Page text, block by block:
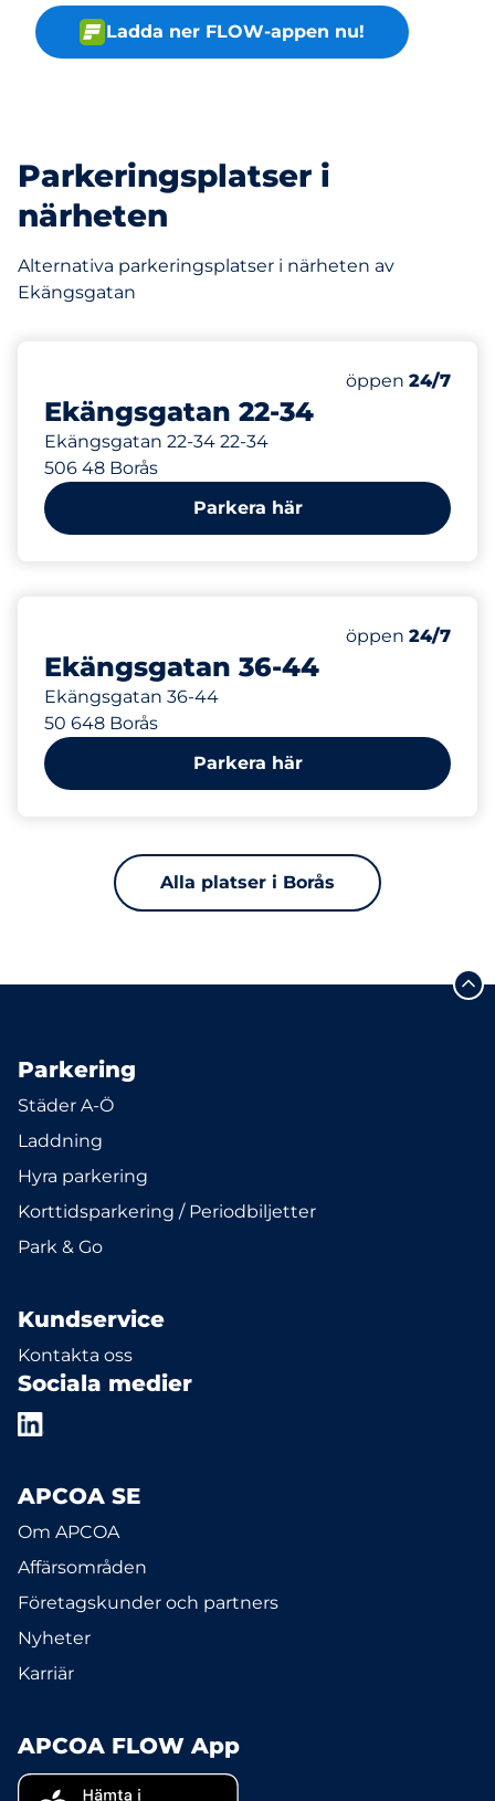
Ladda ner FLOW-appen nu!
Parkeringsplatser i
närheten
Alternativa parkeringsplatser i närheten av
Ekängsgatan
Ekängsgatan 22-34
Ekängsgatan 22-34 22-34
506 48 Borås
öppen 24/7
Parkera här
Ekängsgatan 36-44
Ekängsgatan 36-44
50 648 Borås
öppen 24/7
Parkera här
Alla platser i Borås
Parkering
Städer A-Ö
Laddning
Hyra parkering
Korttidsparkering / Periodbiljetter
Park & Go
Kundservice
Kontakta oss
Sociala medier
APCOA SE
Om APCOA
Affärsområden
Företagskunder och partners
Nyheter
Karriär
APCOA FLOW App